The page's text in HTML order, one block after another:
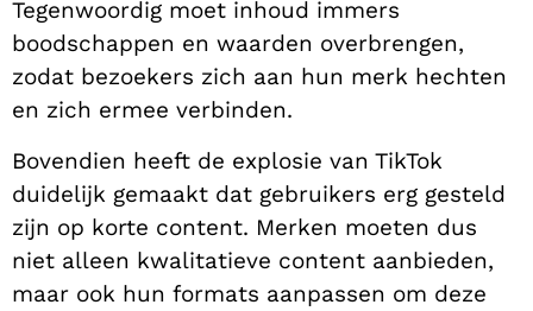
Tegenwoordig moet inhoud immers
boodschappen en waarden overbrengen,
zodat bezoekers zich aan hun merk hechten
en zich ermee verbinden.
Bovendien heeft de explosie van TikTok
duidelijk gemaakt dat gebruikers erg gesteld
zijn op korte content. Merken moeten dus
niet alleen kwalitatieve content aanbieden,
maar ook hun formats aanpassen om deze